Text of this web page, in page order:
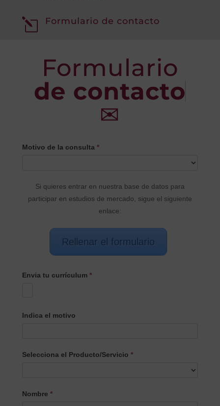
l Formulario de contacto
Formulario
de contacto
✉
CONTACTO
Motivo de la consulta *
Si quieres entrar en nuestra base de datos para
participar en estudios de mercado, sigue el siguiente
enlace:
Rellenar el formulario
Envia tu currículum *
Indica el motivo
Selecciona el Producto/Servicio *
el
Nombre *